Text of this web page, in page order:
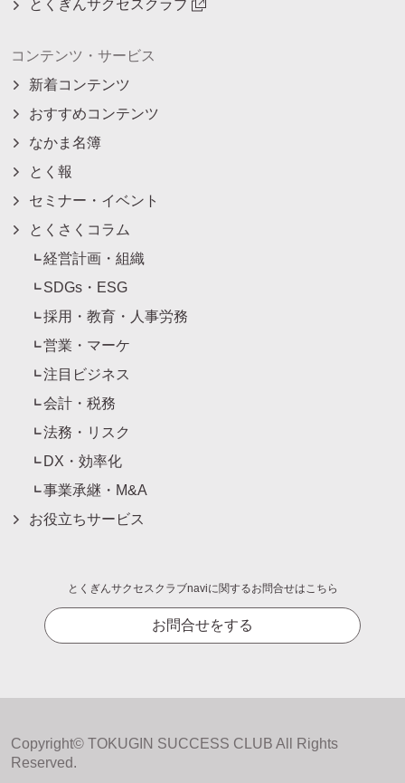
とくぎんサクセスクラブ
コンテンツ・サービス
新着コンテンツ
おすすめコンテンツ
なかま名簿
とく報
セミナー・イベント
とくさくコラム
経営計画・組織
SDGs・ESG
採用・教育・人事労務
営業・マーケ
注目ビジネス
会計・税務
法務・リスク
DX・効率化
事業承継・M&A
お役立ちサービス
とくぎんサクセスクラブnaviに関するお問合せはこちら
お問合せをする
Copyright© TOKUGIN SUCCESS CLUB All Rights
Reserved.